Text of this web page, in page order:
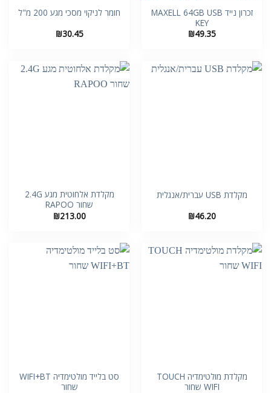
זכרון נייד MAXELL 64GB USB
KEY
₪49.35
חומר לניקוי מסכי מגע 200 מ"ל
₪30.45
מקלדת USB עברית/אנגלית
₪46.20
מקלדת אלחוטית מגע 2.4G
שחור RAPOO
₪213.00
מקלדת מולטימדיה TOUCH
WIFI שחור
סט בלייד מולטימדיה WIFI+BT
שחור